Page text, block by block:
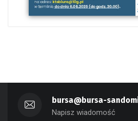
bursa@bursa-
Napisz wiadomość